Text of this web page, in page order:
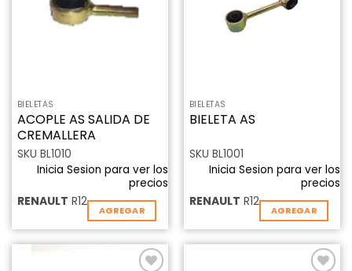
deseos
BIELETAS
ACOPLE AS SALIDA DE
CREMALLERA
SKU BL1010
Inicia Sesion para ver los
precios
RENAULT R12
AGREGAR
BIELETAS
BIELETA AS
SKU BL1001
Inicia Sesion para ver los
precios
RENAULT R12
AGREGAR